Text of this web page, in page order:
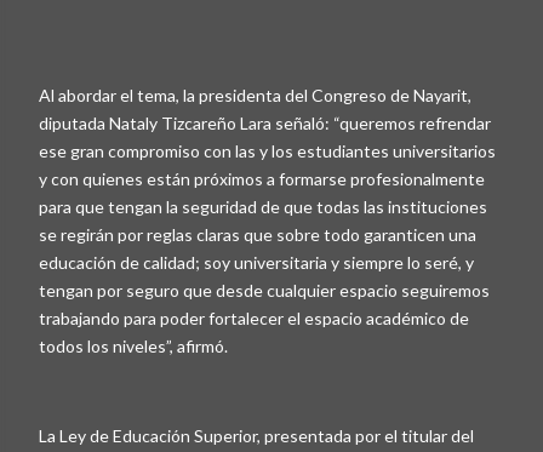
Al abordar el tema, la presidenta del Congreso de Nayarit,
diputada Nataly Tizcareño Lara señaló: “queremos refrendar
ese gran compromiso con las y los estudiantes universitarios
y con quienes están próximos a formarse profesionalmente
para que tengan la seguridad de que todas las instituciones
se regirán por reglas claras que sobre todo garanticen una
educación de calidad; soy universitaria y siempre lo seré, y
tengan por seguro que desde cualquier espacio seguiremos
trabajando para poder fortalecer el espacio académico de
todos los niveles”, afirmó.
La Ley de Educación Superior, presentada por el titular del